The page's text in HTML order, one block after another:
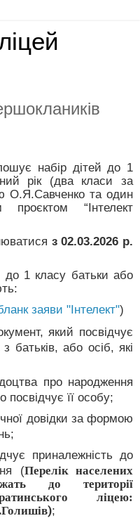
набір дітей до 1
рік (два класи за
О.Я.Савченко та один
проєктом “Інтелект
з 02.03.2026 р.
1 класу батьки або
заяви "Інтелект")
який посвідчує
батьків, або осіб, які
про народження
її особу;
довідки за формою
;
приналежність до
(Перелік населених
до території
ліцею:
);